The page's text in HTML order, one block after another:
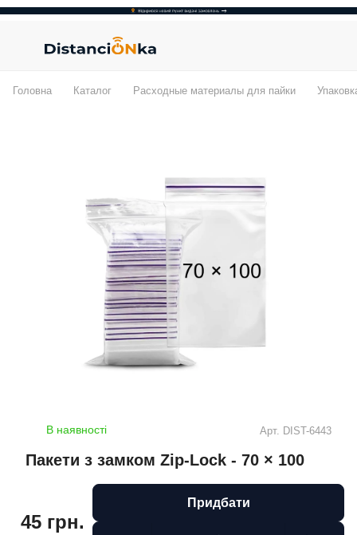
Головна Каталог Расходные материалы для пайки
В наявності Арт. DIST-6443
Пакети з замком Zip-Lock - 70 × 100
45 грн.
Придбати